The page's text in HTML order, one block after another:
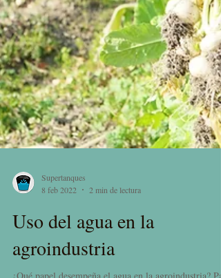
Supertanques
Uso del agua en la
agroindustria